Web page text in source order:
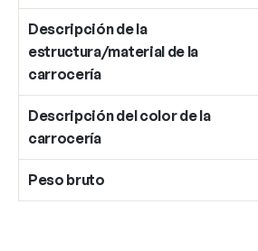
Descripción de la
estructura/material de la
carrocería
Descripción del color de la
carrocería
Peso bruto